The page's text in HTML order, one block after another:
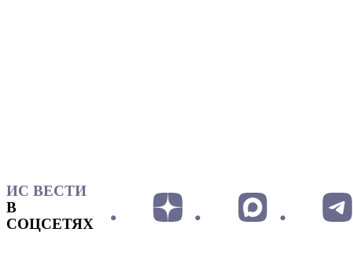
ИС ВЕСТИ
В
СОЦСЕТЯХ